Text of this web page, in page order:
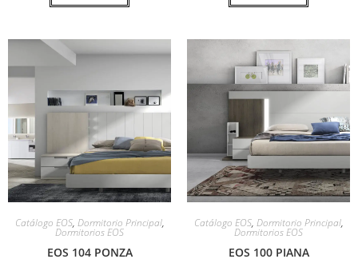
Catálogo EOS, Dormitorio Principal,
Dormitorios EOS
EOS 104 PONZA
Catálogo EOS, Dormitorio Principal,
Dormitorios EOS
EOS 100 PIANA